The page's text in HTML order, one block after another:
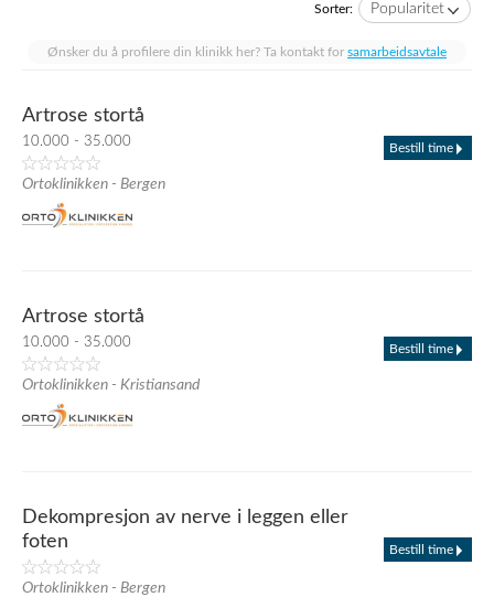
Sorter: Popularitet
Ønsker du å profilere din klinikk her? Ta kontakt for samarbeidsavtale
Artrose stortå
10.000 - 35.000
Ortoklinikken - Bergen
Bestill time
Artrose stortå
10.000 - 35.000
Ortoklinikken - Kristiansand
Bestill time
Dekompresjon av nerve i leggen eller
foten
Ortoklinikken - Bergen
Bestill time